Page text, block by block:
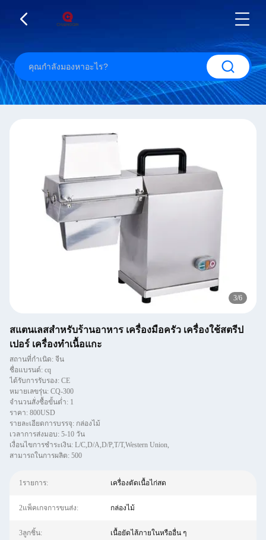
3/6
สแตนเลสสําหรับร้านอาหาร เครื่องมือครัว เครื่องใช้สตรีป
เปอร์ เครื่องทําเนื้อแกะ
สถานที่กำเนิด: จีน
ชื่อแบรนด์: cq
ได้รับการรับรอง: CE
หมายเลขรุ่น: CQ-300
จำนวนสั่งซื้อขั้นต่ำ: 1
ราคา: 800USD
รายละเอียดการบรรจุ: กล่องไม้
เวลาการส่งมอบ: 5-10 วัน
เงื่อนไขการชำระเงิน: L/C,D/A,D/P,T/T,Western Union,
สามารถในการผลิต: 500
1รายการ: เครื่องตัดเนื้อไก่สด
2แพ็คเกจการขนส่ง: กล่องไม้
3ลูกชิ้น: เนื้อยัดไส้ภายในหรืออื่น ๆ